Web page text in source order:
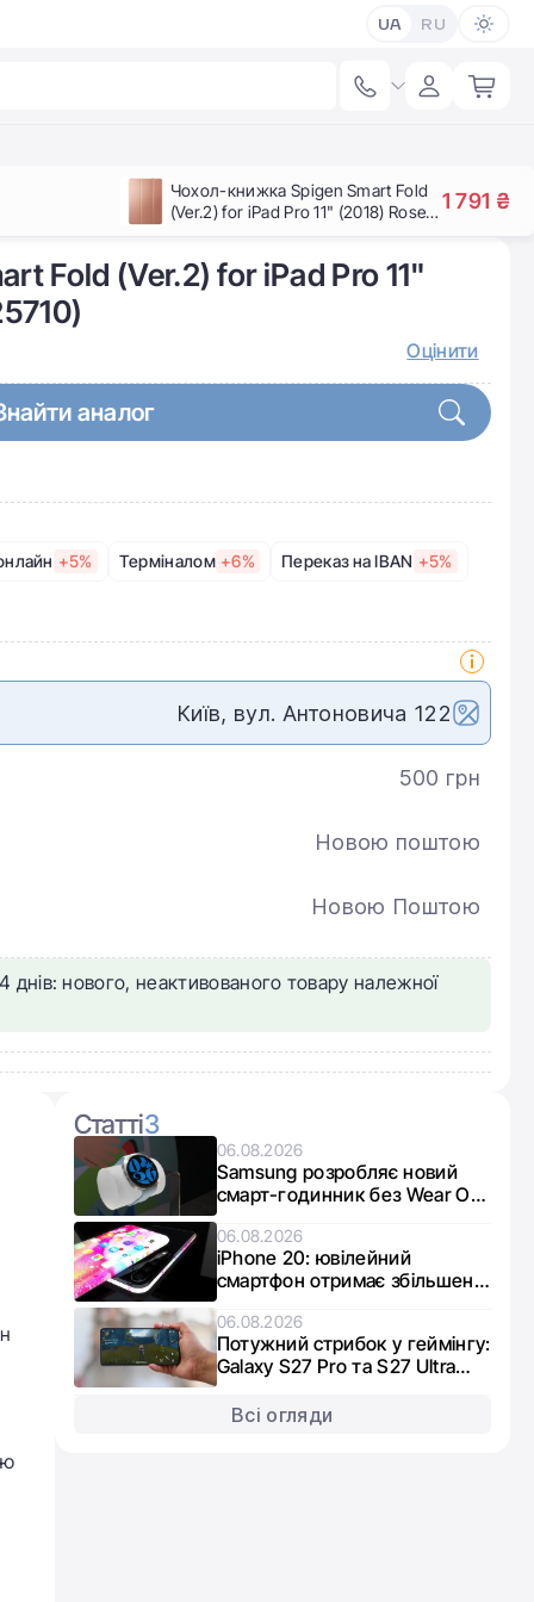
UA RU
Чохол-книжка Spigen Smart Fold
(Ver.2) for iPad Pro 11" (2018) Rose
1 791 ₴
Fold (Ver.2) for iPad Pro 11"
Оцінити
аналог
+5% Терміналом +6% Переказ на IBAN +5%
Київ, вул. Антоновича 122
500 грн
Новою поштою
Новою Поштою
днів: нового, неактивованого товару належної
Статті3
06.08.2026
Samsung розробляє новий
смарт-годинник без Wear OS:
що відомо про Galaxy Aero
06.08.2026
iPhone 20: ювілейний
смартфон отримає збільшені
дисплеї
06.08.2026
Потужний стрибок у геймінгу:
Galaxy S27 Pro та S27 Ultra
отримають графіку нового
покоління
Всі огляди